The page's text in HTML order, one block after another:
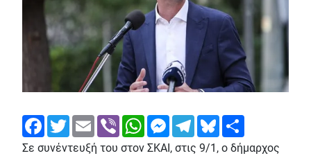
FacebookTwitterEmail Viber WhatsAppMessengerTelegramBluesky
Σε συνέντευξή του στον ΣΚΑΙ, στις 9/1, ο δήμαρχος